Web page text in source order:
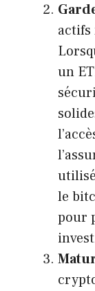
actifs
un
le
pour